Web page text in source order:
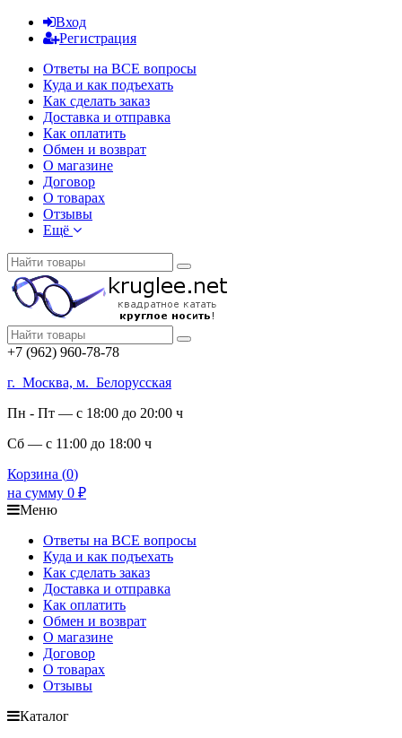
Вход
Регистрация
Ответы на ВСЕ вопросы
Куда и как подъехать
Как сделать заказ
Доставка и отправка
Как оплатить
Обмен и возврат
О магазине
Договор
О товарах
Отзывы
Ещё
+7 (962) 960-78-78
г. Москва, м. Белорусская
Пн - Пт — с 18:00 до 20:00 ч
Сб — с 11:00 до 18:00 ч
Корзина (0)
на сумму 0 ₽
Меню
Ответы на ВСЕ вопросы
Куда и как подъехать
Как сделать заказ
Доставка и отправка
Как оплатить
Обмен и возврат
О магазине
Договор
О товарах
Отзывы
Каталог